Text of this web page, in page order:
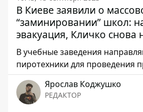
В Киеве заявили о
“заминировании” школ:
эвакуация, Кличко снова
В учебные заведения
пиротехники для проведения
Ярослав Коджушко
РЕДАКТОР